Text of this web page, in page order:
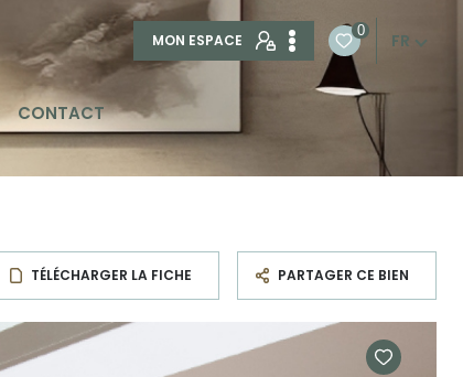
MON ESPACE
0 FR
CONTACT
TÉLÉCHARGER LA FICHE PARTAGER CE BIEN